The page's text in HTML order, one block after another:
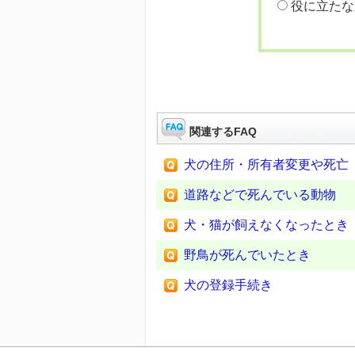
役に立た
関連するFAQ
犬の住所・所有者変更や死亡
道路などで死んでいる動物
犬・猫が飼えなくなったとき
野鳥が死んでいたとき
犬の登録手続き